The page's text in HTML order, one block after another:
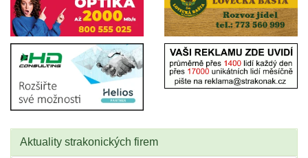
Aktuality strakonických firem